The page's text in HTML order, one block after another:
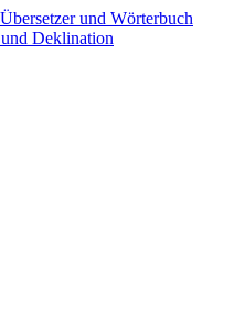
und Deklination